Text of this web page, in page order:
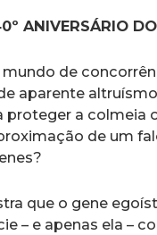
ANIVERSÁRIO
de
aparente
proteger a colmeia
de um
que o gene
– e apenas ela –